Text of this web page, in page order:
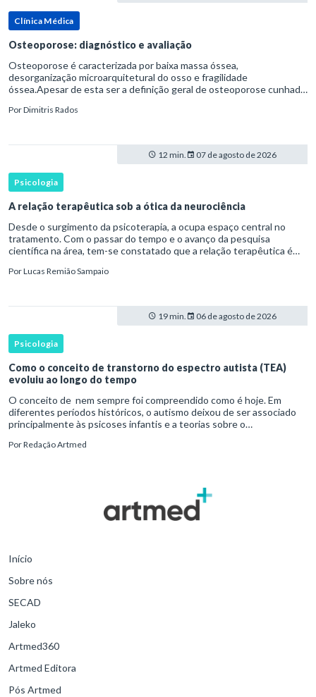
Clínica Médica
Osteoporose: diagnóstico e avaliação
Osteoporose é caracterizada por baixa massa óssea,
desorganização microarquitetural do osso e fragilidade
óssea.Apesar de esta ser a definição geral de osteoporose cunhada
patofisiológico, e não c
PorDimitris Rados
12 min. 07 de agosto de 2026
Psicologia
A relação terapêutica sob a ótica da neurociência
Desde o surgimento da psicoterapia, a ocupa espaço central no
tratamento. Com o passar do tempo e o avanço da pesquisa
científica na área, tem-se constatado que a relação terapêutica é
PorLucas Remião Sampaio
19 min. 06 de agosto de 2026
Psicologia
Como o conceito de transtorno do espectro autista (TEA)
evoluiu ao longo do tempo
O conceito de nem sempre foi compreendido como é hoje. Em
diferentes períodos históricos, o autismo deixou de ser associado
principalmente às psicoses infantis e a teorias sobre o
transtorno do des
PorRedação Artmed
Início
Sobre nós
SECAD
Jaleko
Artmed360
Artmed Editora
Pós Artmed